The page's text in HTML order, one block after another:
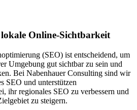
Online-Sichtbarkeit
(SEO) ist entscheidend, um
Umgebung gut sichtbar zu sein und
Bei Nabenhauer Consulting sind wir
SEO und unterstützen
ihr regionales SEO zu verbessern und
zu steigern.